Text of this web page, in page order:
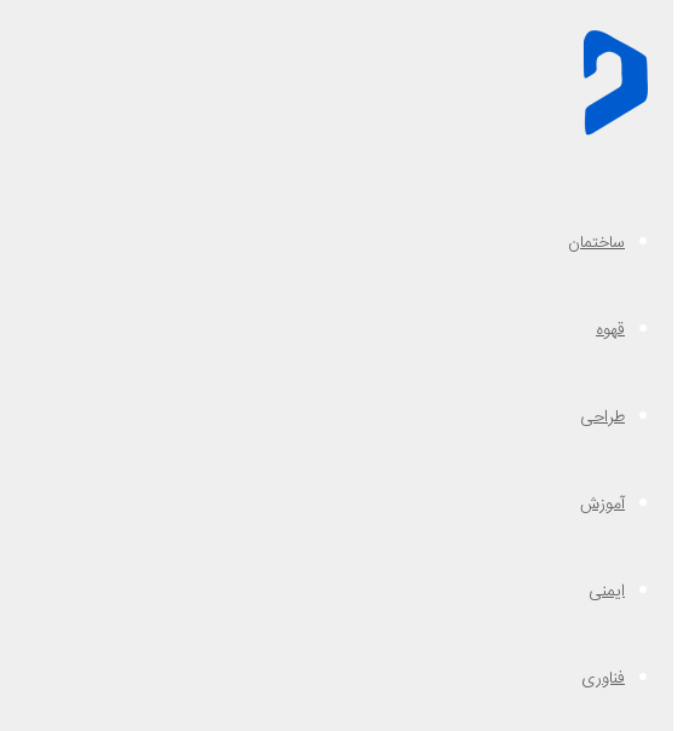
ساختمان
قهوه
طراحی
آموزش
ایمنی
فناوری